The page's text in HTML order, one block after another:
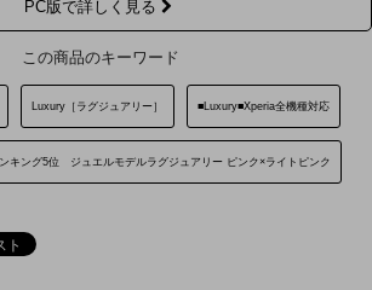
PC版で詳しく見る
この商品のキーワード
Luxury［ラグジュアリー］ ■Luxury■Xperia全機種対応
キング5位 ジュエルモデルラグジュアリー ピンク×ライトピンク